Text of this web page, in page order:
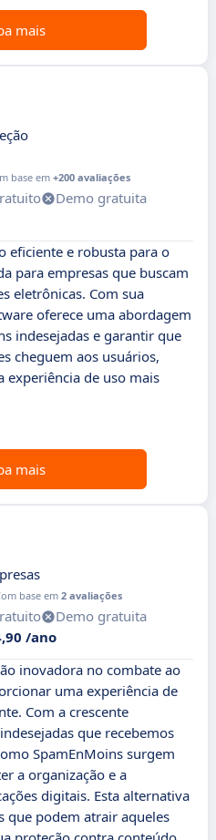
mais
base em+200 avaliações
Demo gratuita
eficiente e robusta para o
para empresas que buscam
eletrônicas. Com sua
oferece uma abordagem
indesejadas e garantir que
cheguem aos usuários,
de uso mais
mais
base em2 avaliações
Demo gratuita
/ano
inovadora no combate ao
uma experiência de
Com a crescente
que recebemos
SpamEnMoins surgem
a organização e a
digitais. Esta alternativa
que podem atrair aqueles